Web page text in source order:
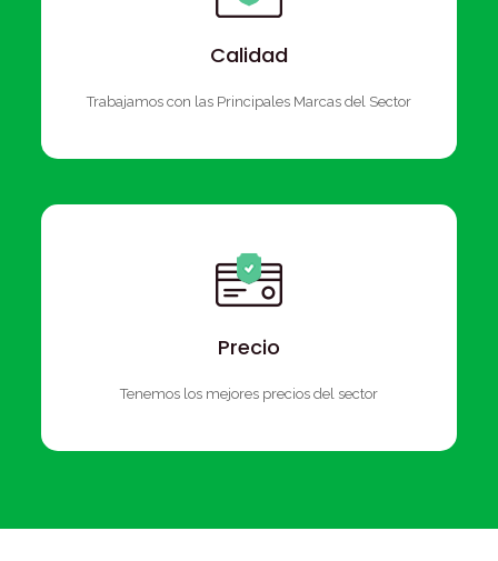
Calidad
Trabajamos con las Principales Marcas del Sector
Precio
Tenemos los mejores precios del sector